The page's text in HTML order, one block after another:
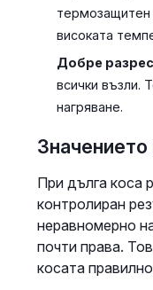
термозащитен
високата
Добре
всички възли.
нагряване.
Значението
При дълга коса
контролиран
неравномерно
почти права.
косата